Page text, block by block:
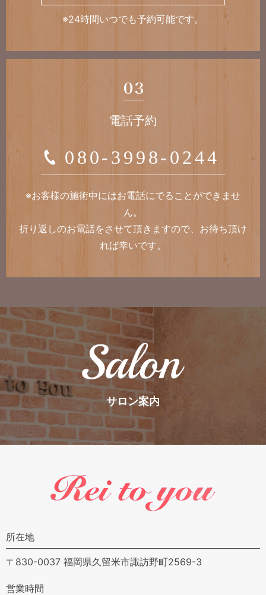
※24時間いつでも予約可能です。
電話予約
080-3998-0244
※お客様の施術中にはお電話にでることができませ
ん。
折り返しのお電話をさせて頂きますので、 お待ち頂け
れば幸いです。
サロン案内
所在地
〒830-0037 福岡県久留米市諏訪野町2569-3
営業時間